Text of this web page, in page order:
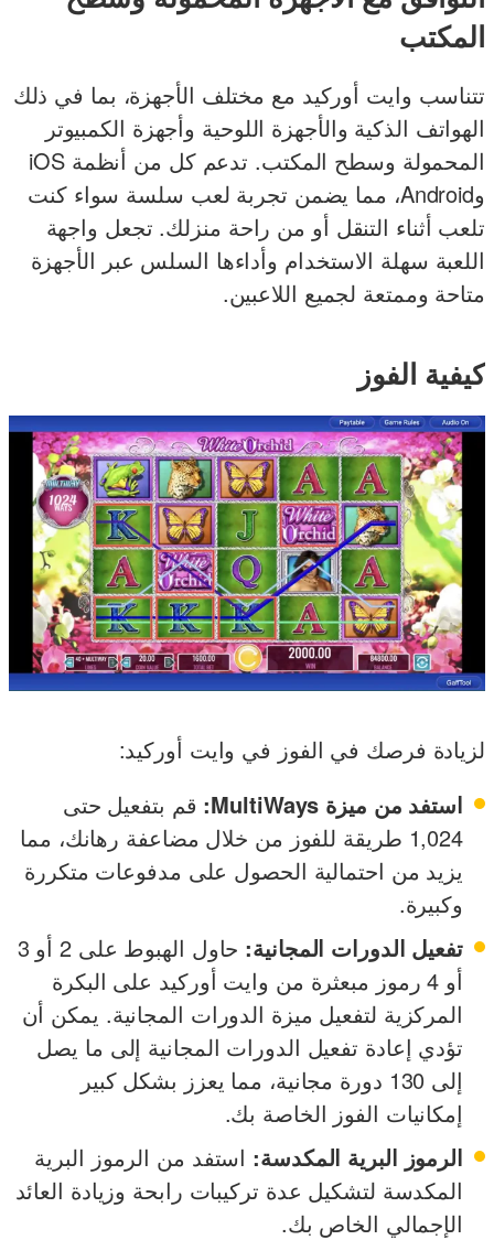
المكتب
تتناسب وايت أوركيد مع مختلف الأجهزة، بما في ذلك
الهواتف الذكية والأجهزة اللوحية وأجهزة الكمبيوتر
المحمولة وسطح المكتب. تدعم كل من أنظمة iOS
وAndroid، مما يضمن تجربة لعب سلسة سواء كنت
تلعب أثناء التنقل أو من راحة منزلك. تجعل واجهة
اللعبة سهلة الاستخدام وأداءها السلس عبر الأجهزة
متاحة وممتعة لجميع اللاعبين.
كيفية الفوز
لزيادة فرصك في الفوز في وايت أوركيد:
استفد من ميزة MultiWays:
قم بتفعيل حتى
1,024 طريقة للفوز من خلال مضاعفة رهانك، مما
يزيد من احتمالية الحصول على مدفوعات متكررة
وكبيرة.
تفعيل الدورات المجانية:
حاول الهبوط على 2 أو 3
أو 4 رموز مبعثرة من وايت أوركيد على البكرة
المركزية لتفعيل ميزة الدورات المجانية. يمكن أن
تؤدي إعادة تفعيل الدورات المجانية إلى ما يصل
إلى 130 دورة مجانية، مما يعزز بشكل كبير
إمكانيات الفوز الخاصة بك.
الرموز البرية المكدسة: استفد من الرموز البرية
المكدسة لتشكيل عدة تركيبات رابحة وزيادة العائد
الإجمالي الخاص بك.